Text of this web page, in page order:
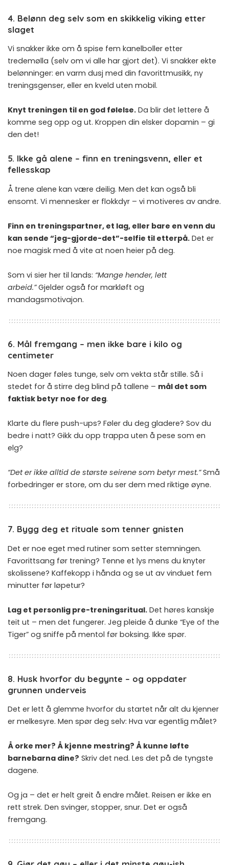
4. Belønn deg selv som en skikkelig viking etter
slaget
Vi snakker ikke om å spise fem kanelboller etter
tredemølla (selv om vi alle har gjort det). Vi snakker ekte
belønninger: en varm dusj med din favorittmusikk, ny
treningsgenser, eller en kveld uten mobil.
Knyt treningen til en god følelse. Da blir det lettere å
komme seg opp og ut. Kroppen din elsker dopamin – gi
den det!
5. Ikke gå alene – finn en treningsvenn, eller et
fellesskap
Å trene alene kan være deilig. Men det kan også bli
ensomt. Vi mennesker er flokkdyr – vi motiveres av andre.
Finn en treningspartner, et lag, eller bare en venn du
kan sende “jeg-gjorde-det”-selfie til etterpå. Det er
noe magisk med å vite at noen heier på deg.
Som vi sier her til lands: “Mange hender, lett
arbeid.”Gjelder også for markløft og
mandagsmotivajon.
6. Mål fremgang – men ikke bare i kilo og
centimeter
Noen dager føles tunge, selv om vekta står stille. Så i
stedet for å stirre deg blind på tallene – mål det som
faktisk betyr noe for deg.
Klarte du flere push-ups? Føler du deg gladere? Sov du
bedre i natt? Gikk du opp trappa uten å pese som en
elg?
“Det er ikke alltid de største seirene som betyr mest.”Små
forbedringer er store, om du ser dem med riktige øyne.
7. Bygg deg et rituale som tenner gnisten
Det er noe eget med rutiner som setter stemningen.
Favorittsang før trening? Tenne et lys mens du knyter
skolissene? Kaffekopp i hånda og se ut av vinduet fem
minutter før løpetur?
Lag et personlig pre-treningsritual. Det høres kanskje
teit ut – men det fungerer. Jeg pleide å dunke “Eye of the
Tiger” og sniffe på mentol før boksing. Ikke spør.
8. Husk hvorfor du begynte – og oppdater
grunnen underveis
Det er lett å glemme hvorfor du startet når alt du kjenner
er melkesyre. Men spør deg selv: Hva var egentlig målet?
Å orke mer? Å kjenne mestring? Å kunne løfte
barnebarna dine? Skriv det ned. Les det på de tyngste
dagene.
Og ja – det er helt greit å endre målet. Reisen er ikke en
rett strek. Den svinger, stopper, snur. Det er også
fremgang.